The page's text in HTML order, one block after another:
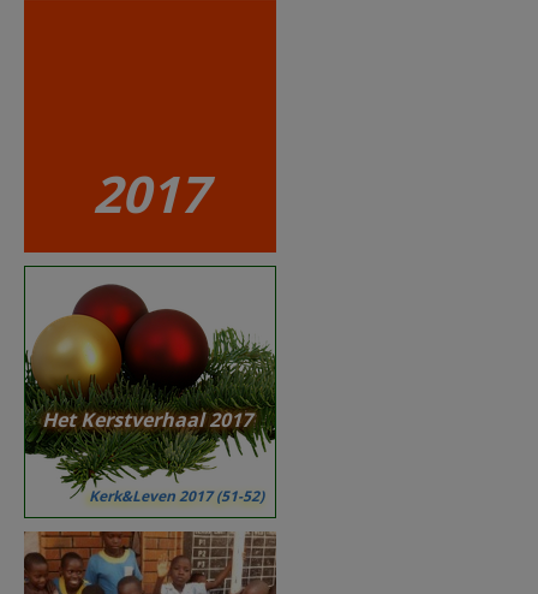
2017
Het Kerstverhaal 2017
Kerk&Leven 2017 (51-52)